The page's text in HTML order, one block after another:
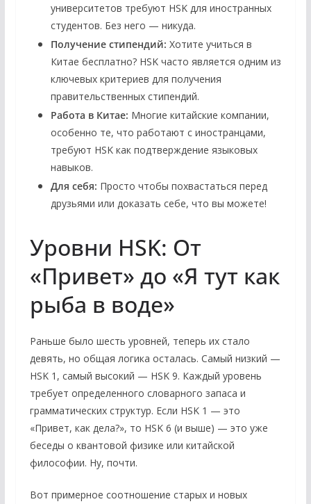
университетов требуют HSK для иностранных
студентов. Без него — никуда.
Получение стипендий: Хотите учиться в
Китае бесплатно? HSK часто является одним из
ключевых критериев для получения
правительственных стипендий.
Работа в Китае: Многие китайские компании,
особенно те, что работают с иностранцами,
требуют HSK как подтверждение языковых
навыков.
Для себя: Просто чтобы похвастаться перед
друзьями или доказать себе, что вы можете!
Уровни HSK: От
«Привет» до «Я тут как
рыба в воде»
Раньше было шесть уровней, теперь их стало
девять, но общая логика осталась. Самый низкий —
HSK 1, самый высокий — HSK 9. Каждый уровень
требует определенного словарного запаса и
грамматических структур. Если HSK 1 — это
«Привет, как дела?», то HSK 6 (и выше) — это уже
беседы о квантовой физике или китайской
философии. Ну, почти.
Вот примерное соотношение старых и новых